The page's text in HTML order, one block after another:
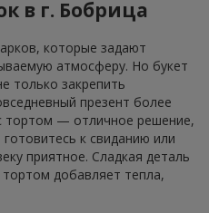
в г. Бобрица
которые задают
атмосферу. Но букет
только закрепить
презент более
тортом — отличное решение,
к свиданию или
приятное. Сладкая деталь
добавляет тепла,